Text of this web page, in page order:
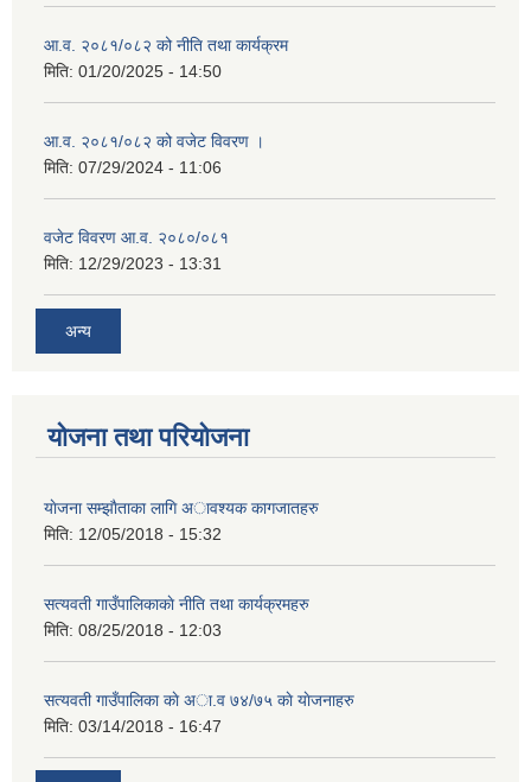
आ.व. २०८१/०८२ को नीति तथा कार्यक्रम
मिति: 01/20/2025 - 14:50
आ.व. २०८१/०८२ को वजेट विवरण ।
मिति: 07/29/2024 - 11:06
वजेट विवरण आ.व. २०८०/०८१
मिति: 12/29/2023 - 13:31
अन्य
योजना तथा परियोजना
याेजना सम्झाैताका लागि अावश्यक कागजातहरु
मिति: 12/05/2018 - 15:32
सत्यवती गाउँपालिकाकाे नीति तथा कार्यक्रमहरु
मिति: 08/25/2018 - 12:03
सत्यवती गाउँपालिका काे अा‍.व ७४/७५ काे याेजनाहरु
मिति: 03/14/2018 - 16:47